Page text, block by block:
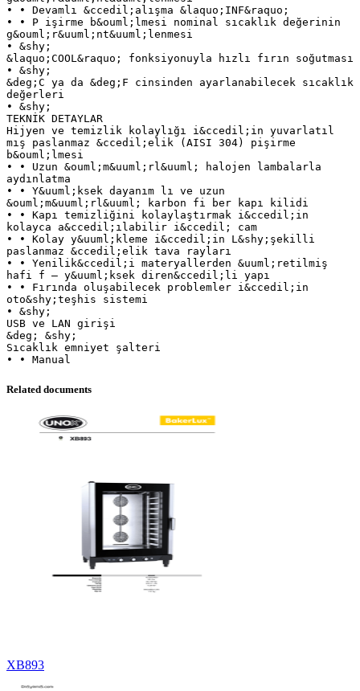
• • Devamlı &ccedil;alışma &laquo;INF&raquo;
• • P işirme b&ouml;lmesi nominal sıcaklık değerinin
g&ouml;r&uuml;nt&uuml;lenmesi
• &shy;
&laquo;COOL&raquo; fonksiyonuyla hızlı fırın soğutması
• &shy;
&deg;C ya da &deg;F cinsinden ayarlanabilecek sıcaklık
değerleri
• &shy;
TEKNİK DETAYLAR
Hijyen ve temizlik kolaylığı i&ccedil;in yuvarlatıl
mış paslanmaz &ccedil;elik (AISI 304) pişirme
b&ouml;lmesi
• • Uzun &ouml;m&uuml;rl&uuml; halojen lambalarla
aydınlatma
• • Y&uuml;ksek dayanım lı ve uzun
&ouml;m&uuml;rl&uuml; karbon fi ber kapı kilidi
• • Kapı temizliğini kolaylaştırmak i&ccedil;in
kolayca a&ccedil;ılabilir i&ccedil; cam
• • Kolay y&uuml;kleme i&ccedil;in L&shy;şekilli
paslanmaz &ccedil;elik tava rayları
• • Yenilik&ccedil;i materyallerden &uuml;retilmiş
hafi f – y&uuml;ksek diren&ccedil;li yapı
• • Fırında oluşabilecek problemler i&ccedil;in
oto&shy;teşhis sistemi
• &shy;
USB ve LAN girişi
&deg; &shy;
Sıcaklık emniyet şalteri
Related documents
XB893